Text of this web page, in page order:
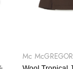
Mc McGREGOR